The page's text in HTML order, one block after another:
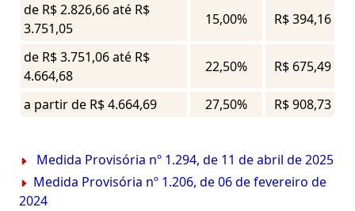
de R$ 2.826,66 até R$
3.751,05
15,00% R$ 394,16
de R$ 3.751,06 até R$
4.664,68
22,50% R$ 675,49
a partir de R$ 4.664,69 27,50% R$ 908,73
Medida Provisória nº 1.294, de 11 de abril de 2025
Medida Provisória nº 1.206, de 06 de fevereiro de
2024